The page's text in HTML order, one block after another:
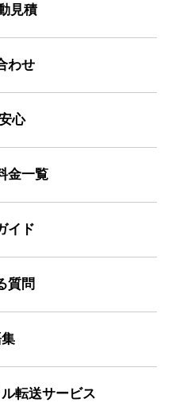
見積
わせ
心
金一覧
イド
質問
転送サービス